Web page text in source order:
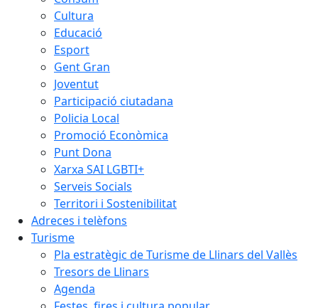
Cultura
Educació
Esport
Gent Gran
Joventut
Participació ciutadana
Policia Local
Promoció Econòmica
Punt Dona
Xarxa SAI LGBTI+
Serveis Socials
Territori i Sostenibilitat
Adreces i telèfons
Turisme
Pla estratègic de Turisme de Llinars del Vallès
Tresors de Llinars
Agenda